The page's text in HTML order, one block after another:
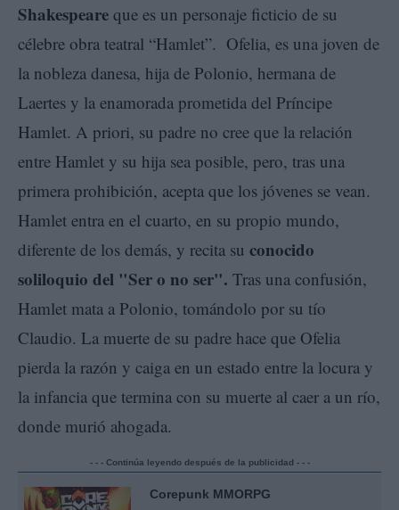
Shakespeare que es un personaje ficticio de su
célebre obra teatral “Hamlet”. Ofelia, es una joven de
la nobleza danesa, hija de Polonio, hermana de
Laertes y la enamorada prometida del Príncipe
Hamlet. A priori, su padre no cree que la relación
entre Hamlet y su hija sea posible, pero, tras una
primera prohibición, acepta que los jóvenes se vean.
Hamlet entra en el cuarto, en su propio mundo,
diferente de los demás, y recita su conocido
soliloquio del "Ser o no ser". Tras una confusión,
Hamlet mata a Polonio, tomándolo por su tío
Claudio. La muerte de su padre hace que Ofelia
pierda la razón y caiga en un estado entre la locura y
la infancia que termina con su muerte al caer a un río,
donde murió ahogada.
- - - Continúa leyendo después de la publicidad - - -
Corepunk MMORPG